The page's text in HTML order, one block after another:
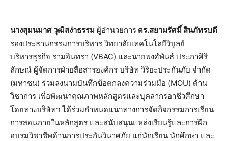
นางสุมนมาศ วุฒิสง่าธรรม ผู้อำนวยการ ดร.สยามรัศมิ์ สินภัทรบดี
รองประธานกรรมการบริหาร วิทยาลัยเทคโนโลยีวิบูลย์
บริหารธุรกิจ รามอินทรา (VBAC) และนายพงศ์พันธ์ ประภาศิริ
ลักษณ์ ผู้จัดการฝ่ายสื่อสารองค์กร บริษัท วิริยะประกันภัย จำกัด
(มหาชน) ร่วมลงนามบันทึกข้อตกลงความร่วมมือ (MOU) ด้าน
วิชาการ เพื่อพัฒนาคุณภาพหลักสูตรและบุคลากรอาชีวศึกษา
โดยทางบริษัทฯ ได้ร่วมกำหนดแนวทางการจัดกิจกรรมการเรียน
การสอนภายในหลักสูตร และสนับสนุนแหล่งเรียนรู้และการฝึก
อบรมวิชาชีพด้านการประกันวินาศภัย แก่นักเรียน นักศึกษา และ